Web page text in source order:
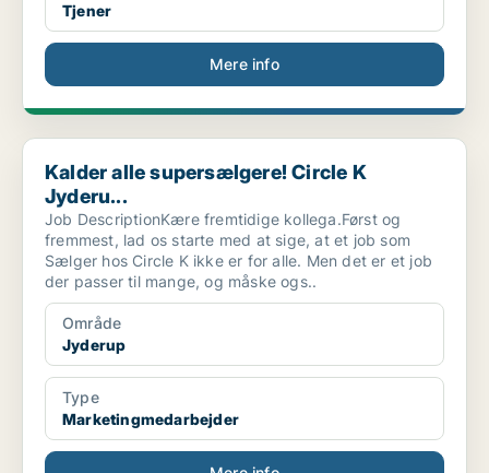
Tjener
Mere info
Kalder alle supersælgere! Circle K Jyderu...
Kalder alle supersælgere! Circle K
Jyderu...
Job DescriptionKære fremtidige kollega.Først og
fremmest, lad os starte med at sige, at et job som
Sælger hos Circle K ikke er for alle. Men det er et job
der passer til mange, og måske ogs..
Område
Jyderup
Type
Marketingmedarbejder